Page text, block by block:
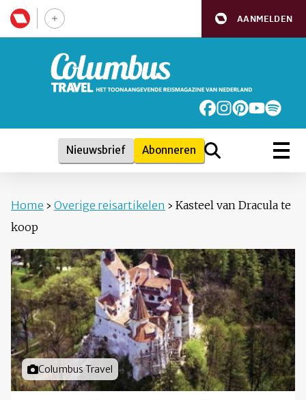
AANMELDEN
Nieuwsbrief Abonneren
Home › Overige reisartikelen › Kasteel van Dracula te
koop
Foto door
Columbus Travel